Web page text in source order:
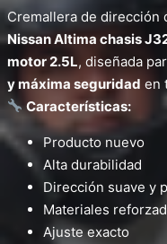
Cremallera de dirección
Nissan Altima chasis
motor 2.5L, diseñada
y máxima seguridad en
Características:
Producto nuevo
Alta durabilidad
Dirección suave y
Materiales
Ajuste exacto